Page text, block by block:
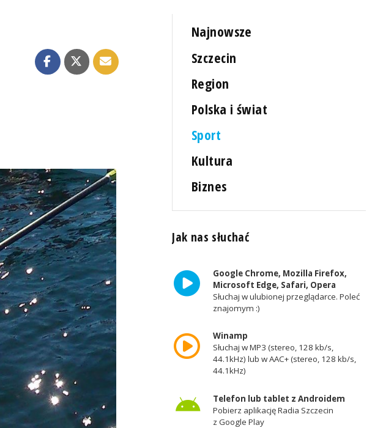
Najnowsze
Szczecin
Region
Polska i świat
Sport
Kultura
Biznes
Jak nas słuchać
Google Chrome, Mozilla Firefox,
Microsoft Edge, Safari, Opera
Słuchaj w ulubionej przeglądarce. Poleć
znajomym :)
Winamp
Słuchaj w MP3 (stereo, 128 kb/s,
44.1kHz) lub w AAC+ (stereo, 128 kb/s,
44.1kHz)
Telefon lub tablet z Androidem
Pobierz aplikację Radia Szczecin
z Google Play